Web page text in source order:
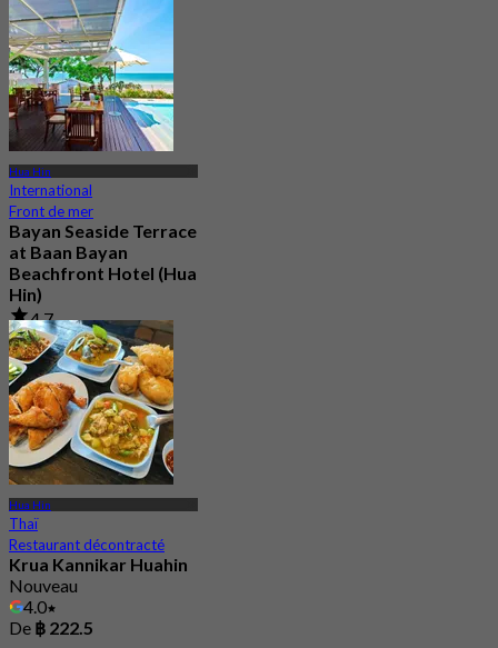
Hua Hin
International
Front de mer
Bayan Seaside Terrace
at Baan Bayan
Beachfront Hotel (Hua
Hin)
4.7
221 Réservé
De฿ 585
Hua Hin
Thaï
Restaurant décontracté
Krua Kannikar Huahin
Nouveau
4.0
De ฿ 222.5